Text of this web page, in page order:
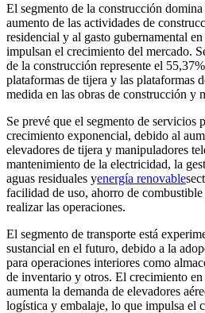
El segmento de la construcción
aumento de las actividades de
residencial y al gasto gubernamental
impulsan el crecimiento del mercado.
de la construcción represente el
plataformas de tijera y las plataformas
medida en las obras de construcción y
Se prevé que el segmento de servicios
crecimiento exponencial, debido al
elevadores de tijera y manipuladores
mantenimiento de la electricidad, la
aguas residuales yenergía renovable
facilidad de uso, ahorro de
realizar las operaciones.
El segmento de transporte está
sustancial en el futuro, debido a la
para operaciones interiores como
de inventario y otros. El crecimiento
aumenta la demanda de elevadores
logística y embalaje, lo que impulsa el